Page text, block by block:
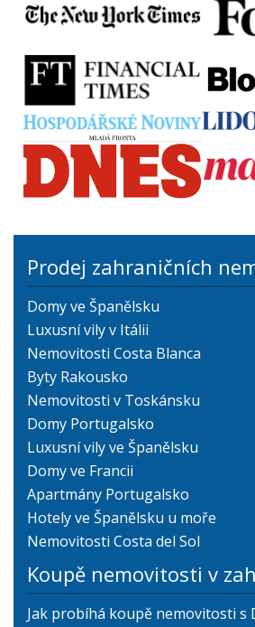
Prodej zahraničních
Domy ve Španělsku
Luxusní vily v Itálii
Nemovitosti Costa Blanca
Byty Rakousko
Nemovitosti v Toskánsku
Domy Portugalsko
Luxusní vily ve Španělsku
Domy ve Francii
Apartmány Portugalsko
Hotely ve Španělsku u moře
Nemovitosti Costa del Sol
Koupě nemovitosti v
Jak probíhá koupě nemovitosti s